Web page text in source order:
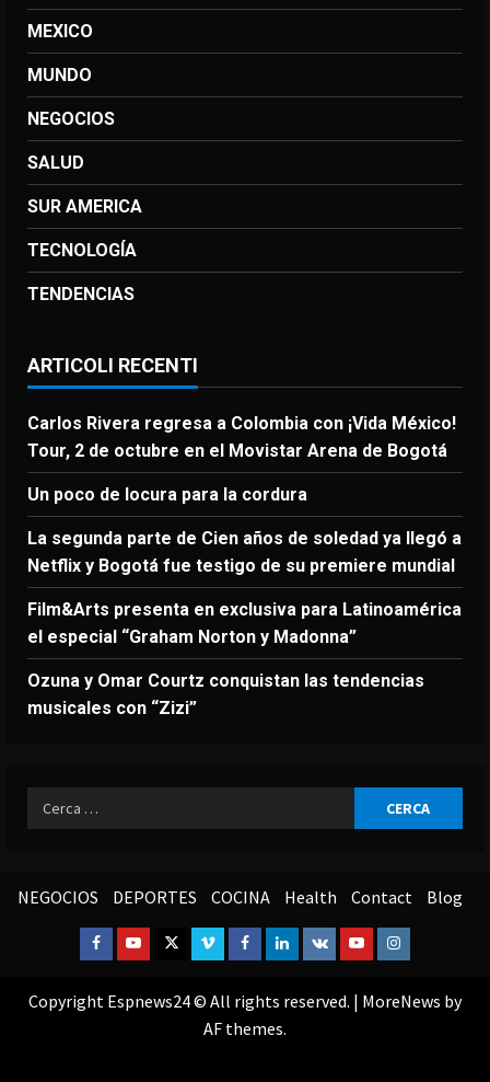
MEXICO
MUNDO
NEGOCIOS
SALUD
SUR AMERICA
TECNOLOGÍA
TENDENCIAS
ARTICOLI RECENTI
Carlos Rivera regresa a Colombia con ¡Vida México!
Tour, 2 de octubre en el Movistar Arena de Bogotá
Un poco de locura para la cordura
La segunda parte de Cien años de soledad ya llegó a
Netflix y Bogotá fue testigo de su premiere mundial
Film&Arts presenta en exclusiva para Latinoamérica
el especial “Graham Norton y Madonna”
Ozuna y Omar Courtz conquistan las tendencias
musicales con “Zizi”
Ricerca
per:
NEGOCIOS DEPORTES COCINA Health Contact Blog
Facebook
YoutubeTwitterVimeoFacebook
Linkedin
VK YoutubeInstagram
Copyright Espnews24 © All rights reserved. | MoreNews by
AF themes.